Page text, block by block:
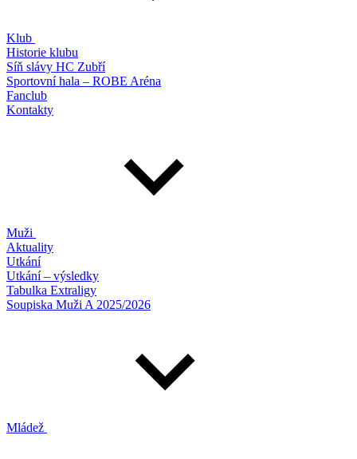
Klub
Historie klubu
Síň slávy HC Zubří
Sportovní hala – ROBE Aréna
Fanclub
Kontakty
Muži
Aktuality
Utkání
Utkání – výsledky
Tabulka Extraligy
Soupiska Muži A 2025/2026
Mládež